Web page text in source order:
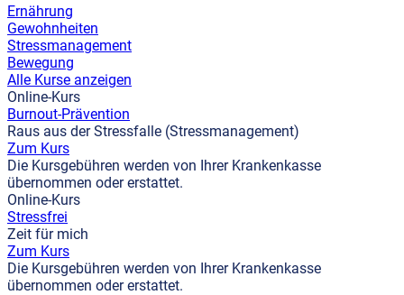
Ernährung
Gewohnheiten
Stressmanagement
Bewegung
Alle Kurse anzeigen
Online-Kurs
Burnout-Prävention
Raus aus der Stressfalle (Stressmanagement)
Zum Kurs
Die Kursgebühren werden von Ihrer Krankenkasse
übernommen oder erstattet.
Online-Kurs
Stressfrei
Zeit für mich
Zum Kurs
Die Kursgebühren werden von Ihrer Krankenkasse
übernommen oder erstattet.